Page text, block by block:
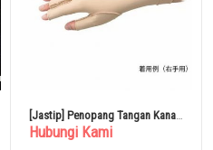
[Jastip] Penopang Tangan Kanan
63-73mm NC53221
Hubungi Kami